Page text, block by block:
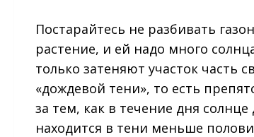
Постарайтесь не разбивать
растение, и ей надо много
только затеняют участок часть
«дождевой тени», то есть
за тем, как в течение дня
находится в тени меньше